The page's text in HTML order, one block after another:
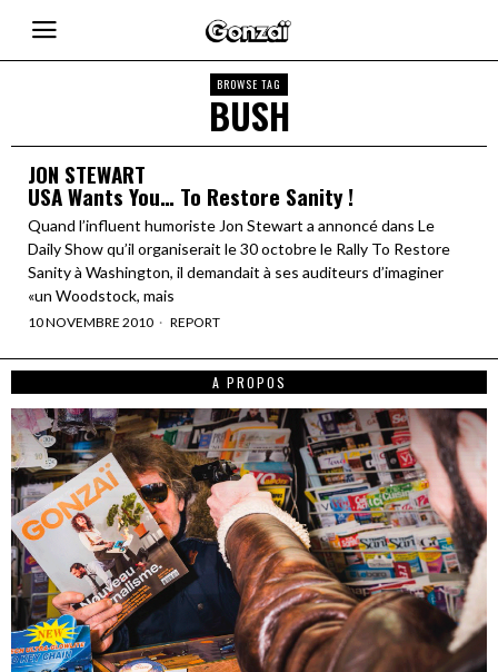
BROWSE TAG
BUSH
JON STEWART
USA Wants You… To Restore Sanity !
Quand l’influent humoriste Jon Stewart a annoncé dans Le
Daily Show qu’il organiserait le 30 octobre le Rally To Restore
Sanity à Washington, il demandait à ses auditeurs d’imaginer
«un Woodstock, mais
10 NOVEMBRE 2010 REPORT
A PROPOS